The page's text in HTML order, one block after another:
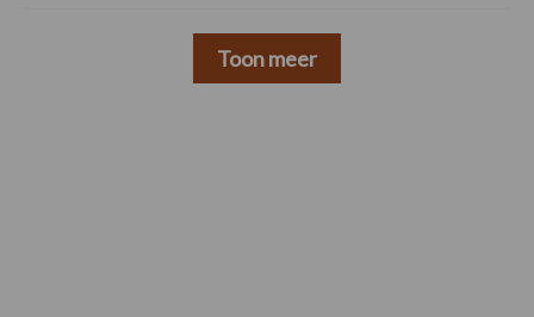
Toon meer